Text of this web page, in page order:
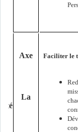
Axe
La
Faciliter le